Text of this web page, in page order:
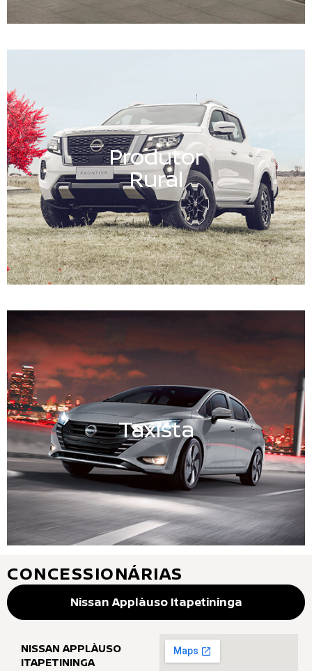
Produtor
Rural
Taxista
CONCESSIONÁRIAS
Nissan Applàuso Itapetininga
NISSAN APPLÀUSO
ITAPETININGA